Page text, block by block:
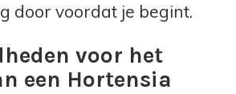
door voordat je begint.
voor het
een Hortensia